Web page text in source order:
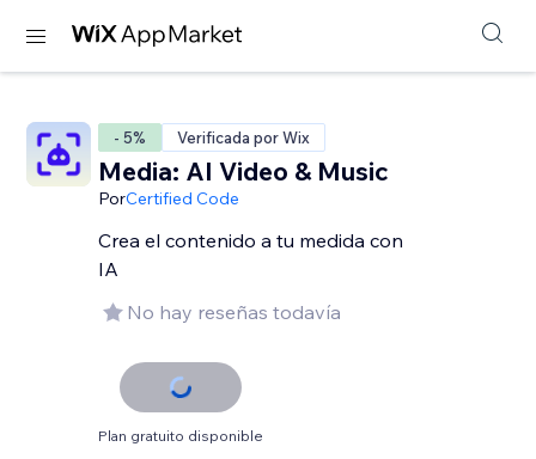
- 5% Verificada por Wix
Media: AI Video & Music
PorCertified Code
Crea el contenido a tu medida con
IA
No hay reseñas todavía
Plan gratuito disponible